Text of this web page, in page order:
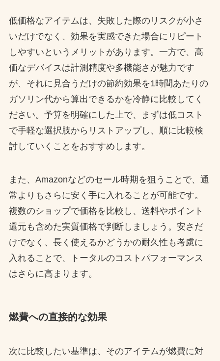
低価格なアイテムは、失敗した際のリスクが小さ
いだけでなく、効果を実感できた場合にリピート
しやすいというメリットがあります。一方で、高
価なデバイスは計測精度や多機能さが魅力です
が、それに見合うだけの節約効果を1時間あたりの
ガソリン代から算出できるかを冷静に比較してく
ださい。予算を明確にした上で、まずは低コスト
で手軽な選択肢からリストアップし、順に比較検
討していくことをおすすめします。
また、Amazonなどのセール時期を狙うことで、通
常よりもさらに安く手に入れることが可能です。
複数のショップで価格を比較し、送料やポイント
還元も含めた実質価格で判断しましょう。安さだ
けでなく、長く使えるかどうかの耐久性も考慮に
入れることで、トータルのコストパフォーマンス
はさらに高まります。
燃費への直接的な効果
次に比較したい基準は、そのアイテムが燃費に対